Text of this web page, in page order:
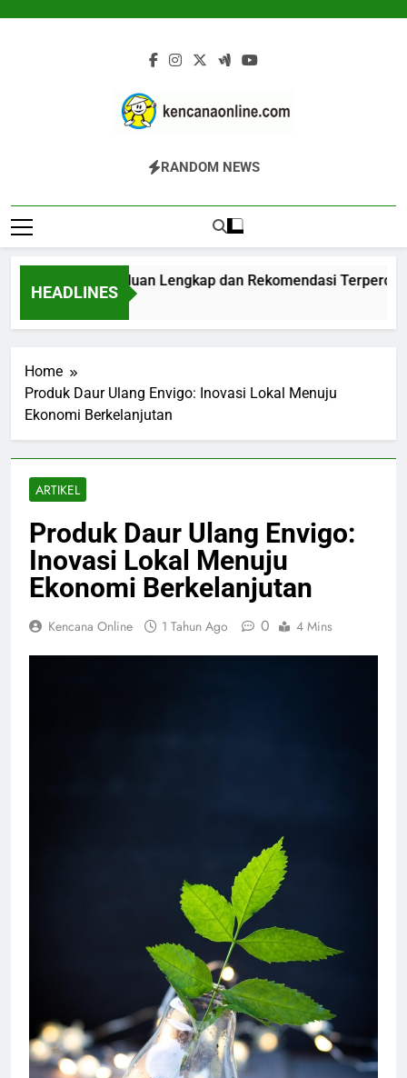
Kencana Online
Jasa Pengelolaan Sampah Kawasan
Dan Industri
RANDOM NEWS
HEADLINES
Panduan Lengkap dan Rekomendasi Terpercaya
Jam Ago
Home
Produk Daur Ulang Envigo: Inovasi Lokal Menuju
Ekonomi Berkelanjutan
ARTIKEL
Produk Daur Ulang Envigo:
Inovasi Lokal Menuju
Ekonomi Berkelanjutan
Kencana Online 1 Tahun Ago 0 4 Mins